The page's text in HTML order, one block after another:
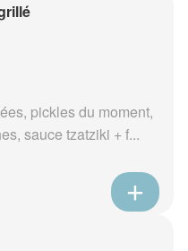
pickles du moment,
sauce tzatziki + f...